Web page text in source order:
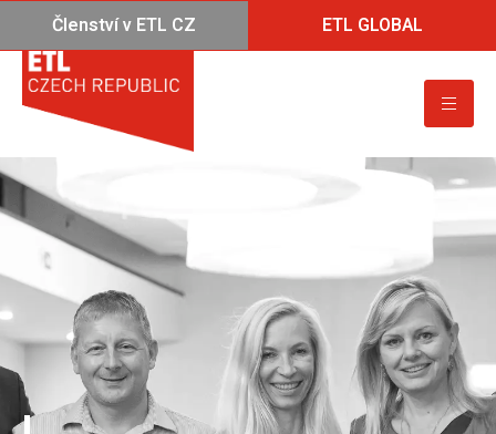
Členství v ETL CZ ETL GLOBAL